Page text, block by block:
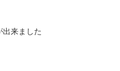
来ました